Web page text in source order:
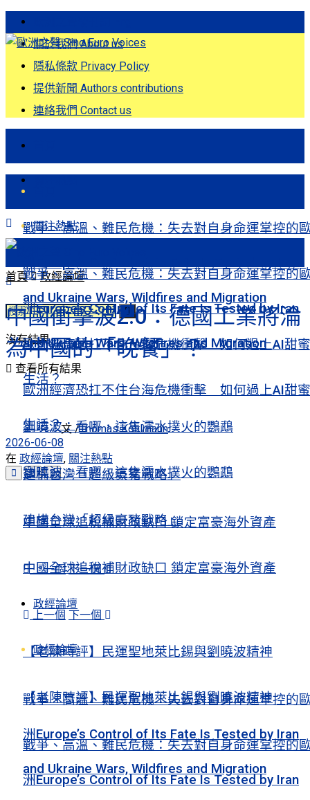
關於我們 About us
隱私條款 Privacy Policy
提供新聞 Authors contributions
連絡我們 Contact us
戰爭、高溫、難民危機：失去對自身命運掌控的
and Ukraine Wars, Wildfires and Migration
歐洲經濟恐扛不住台海危機衝擊 如何過上AI甜蜜
生活？
劉曉波：看哪，這隻濡水撲火的鸚鵡
建構台灣「超級豪豬戰略」
中國全球追稅補財政缺口 鎖定富豪海外資產
上一個 下一個
政經論壇
【老陳時評】民運聖地萊比錫與劉曉波精神
戰爭、高溫、難民危機：失去對自身命運掌控的
洲Europe’s Control of Its Fate Is Tested by Iran
and Ukraine Wars, Wildfires and Migration
關注熱點
戰爭、高溫、難民危機：失去對自身命運掌控的
洲Europe’s Control of Its Fate Is Tested by Iran
and Ukraine Wars, Wildfires and Migration
歐洲經濟恐扛不住台海危機衝擊 如何過上AI甜蜜
生活？
劉曉波：看哪，這隻濡水撲火的鸚鵡
建構台灣「超級豪豬戰略」
中國全球追稅補財政缺口 鎖定富豪海外資產
上一個 下一個
政經論壇
【老陳時評】民運聖地萊比錫與劉曉波精神
戰爭、高溫、難民危機：失去對自身命運掌控的
洲Europe’s Control of Its Fate Is Tested by Iran
沒有結果
查看所有結果
首頁 政經論壇
中國衝擊波2.0：德國工業將淪
為中國的「晚餐」？
文 /Thomas Kohlmann
2026-06-08
在 政經論壇, 關注熱點